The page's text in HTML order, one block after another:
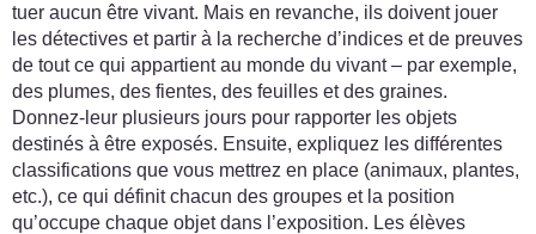
tuer aucun être vivant. Mais en revanche, ils doivent jouer
les détectives et partir à la recherche d’indices et de preuves
de tout ce qui appartient au monde du vivant – par exemple,
des plumes, des fientes, des feuilles et des graines.
Donnez-leur plusieurs jours pour rapporter les objets
destinés à être exposés. Ensuite, expliquez les différentes
classifications que vous mettrez en place (animaux, plantes,
etc.), ce qui définit chacun des groupes et la position
qu’occupe chaque objet dans l’exposition. Les élèves